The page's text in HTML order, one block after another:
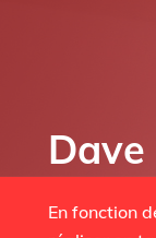
En fonction